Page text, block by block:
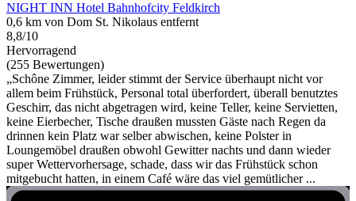
NIGHT INN Hotel Bahnhofcity Feldkirch
0,6 km von Dom St. Nikolaus entfernt
8,8/10
Hervorragend
(255 Bewertungen)
„Schône Zimmer, leider stimmt der Service überhaupt nicht vor
allem beim Frühstück, Personal total überfordert, überall benutztes
Geschirr, das nicht abgetragen wird, keine Teller, keine Servietten,
keine Eierbecher, Tische draußen mussten Gäste nach Regen da
drinnen kein Platz war selber abwischen, keine Polster in
Loungemöbel draußen obwohl Gewitter nachts und dann wieder
super Wettervorhersage, schade, dass wir das Frühstück schon
mitgebucht hatten, in einem Café wäre das viel gemütlicher ...